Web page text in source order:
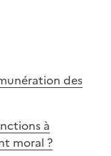
des
à
moral ?